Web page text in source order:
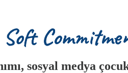
sosyal medya